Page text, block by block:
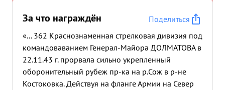
За что награждён
Поделиться
«... 362 Краснознаменная стрелковая дивизия под
командоваванием Генерал-Майора ДОЛМАТОВА в
22.11.43 г. прорвала сильно укрепленный
оборонительный рубеж пр-ка на р.Сож в р-не
Костоковка. Действуя на фланге Армии на Север